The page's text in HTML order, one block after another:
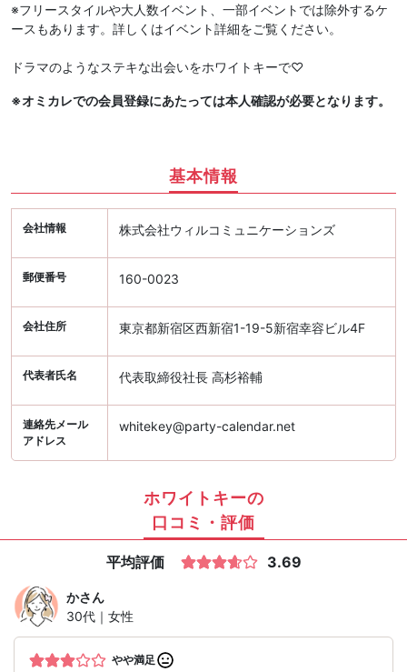
※フリースタイルや大人数イベント、一部イベントでは除外するケ
ースもあります。詳しくはイベント詳細をご覧ください。
ドラマのようなステキな出会いをホワイトキーで♡
※オミカレでの会員登録にあたっては本人確認が必要となります。
基本情報
会社情報 株式会社ウィルコミュニケーションズ
郵便番号 160-0023
会社住所 東京都新宿区西新宿1-19-5新宿幸容ビル4F
代表者氏名 代表取締役社長 高杉裕輔
連絡先メール
アドレス
whitekey@party-calendar.net
ホワイトキーの
口コミ・評価
平均評価 3.69
かさん
30代｜女性
やや満足